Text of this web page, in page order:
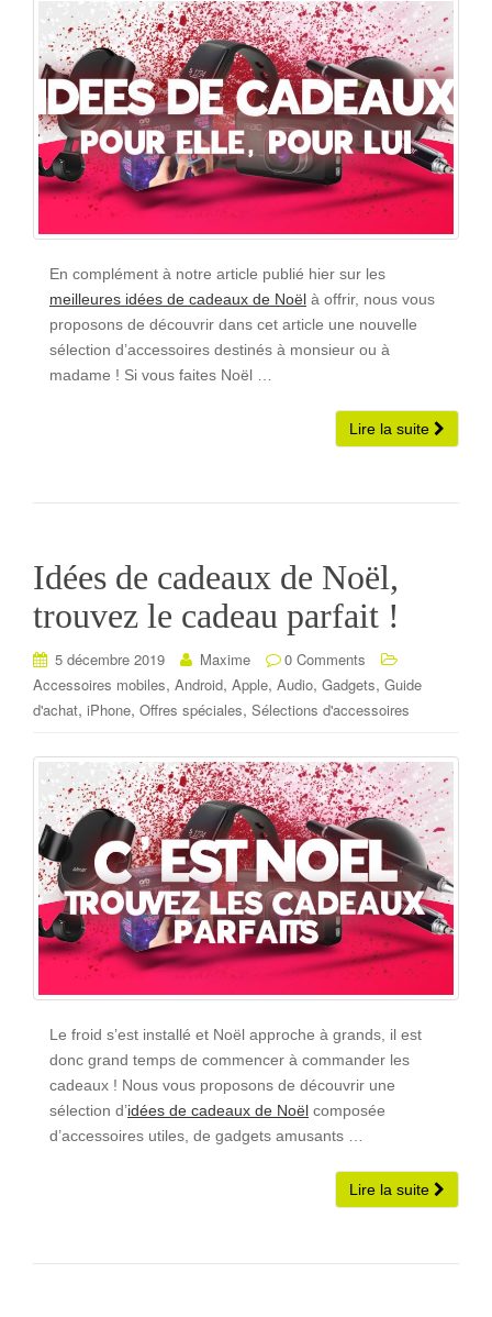
En complément à notre article publié hier sur les
meilleures idées de cadeaux de Noël à offrir, nous vous
proposons de découvrir dans cet article une nouvelle
sélection d’accessoires destinés à monsieur ou à
madame ! Si vous faites Noël …
Lire la suite
Idées de cadeaux de Noël,
trouvez le cadeau parfait !
5 décembre 2019 Maxime
0 Comments
Accessoires mobiles, Android, Apple, Audio, Gadgets, Guide
d'achat, iPhone, Offres spéciales, Sélections d'accessoires
Le froid s’est installé et Noël approche à grands, il est
donc grand temps de commencer à commander les
cadeaux ! Nous vous proposons de découvrir une
sélection d’idées de cadeaux de Noël composée
d’accessoires utiles, de gadgets amusants …
Lire la suite